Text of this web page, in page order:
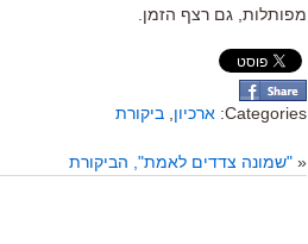
מפותלות, גם רצף הזמן.
Categories: ארכיון ביקורת
« "שמונה צדדים לאמת", הביקורת